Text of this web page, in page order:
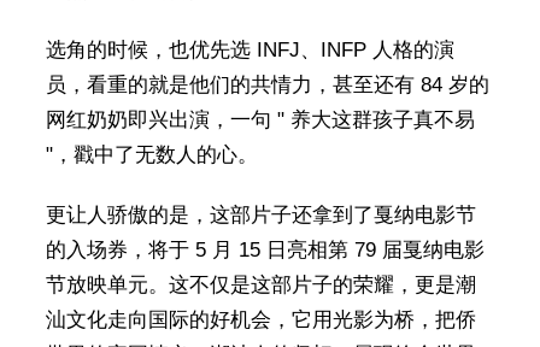
选角的时候，也优先选 INFJ、INFP 人格的演
员，看重的就是他们的共情力，甚至还有 84 岁的
网红奶奶即兴出演，一句 " 养大这群孩子真不易
"，戳中了无数人的心。
更让人骄傲的是，这部片子还拿到了戛纳电影节
的入场券，将于 5 月 15 日亮相第 79 届戛纳电影
节放映单元。这不仅是这部片子的荣耀，更是潮
汕文化走向国际的好机会，它用光影为桥，把侨